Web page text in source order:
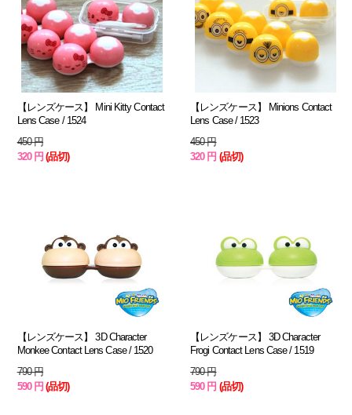
【レンズケース】 Mini Kitty Contact
Lens Case / 1524
450 円
320 円(品切)
【レンズケース】 Minions Contact
Lens Case / 1523
450 円
320 円 (品切)
【レンズケース】 3D Character
Monkee Contact Lens Case / 1520
790 円
590 円(品切)
【レンズケース】 3D Character
Frogi Contact Lens Case / 1519
790 円
590 円 (品切)